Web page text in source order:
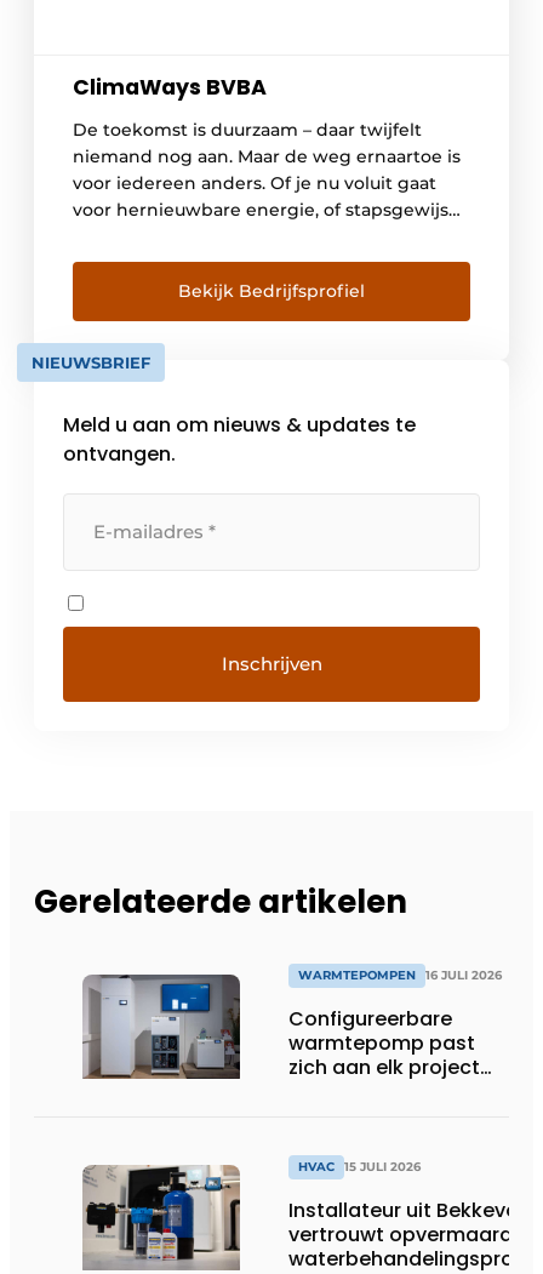
ClimaWays BVBA
De toekomst is duurzaam – daar twijfelt
niemand nog aan. Maar de weg ernaartoe is
voor iedereen anders. Of je nu voluit gaat
voor hernieuwbare energie, of stapsgewijs
de juiste keuze te maken met respect voor
de natuur én jouw budget. Waar staan wij
voor Missie Gebouwen verwarmen […]
Bekijk Bedrijfsprofiel
NIEUWSBRIEF
Meld u aan om nieuws & updates te
ontvangen.
Gerelateerde artikelen
WARMTEPOMPEN 16 JULI 2026
Configureerbare
warmtepomp past
zich aan elk project
HVAC 15 JULI 2026
Installateur uit
vertrouwt opvermaarde